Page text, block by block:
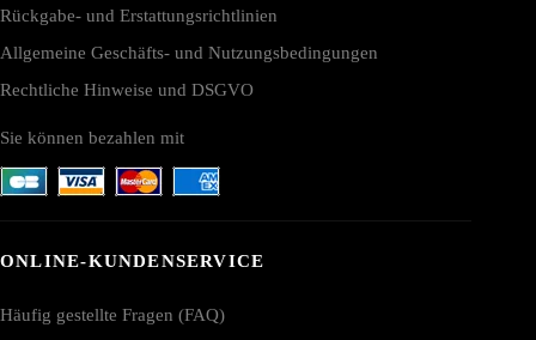
Rückgabe- und Erstattungsrichtlinien
Allgemeine Geschäfts- und Nutzungsbedingungen
Rechtliche Hinweise und DSGVO
Sie können bezahlen mit
ONLINE-KUNDENSERVICE
Häufig gestellte Fragen (FAQ)